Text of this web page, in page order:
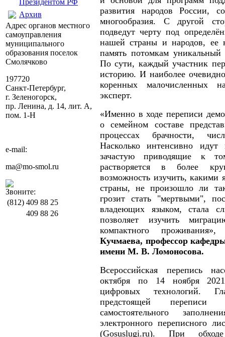
Президентом РФ
Архив
Адрес органов местного
самоуправления
муниципального
образования поселок
Смолячково
197720
Санкт-Петербург,
г. Зеленогорск,
пр. Ленина, д. 14, лит. А,
пом. 1-Н
e-mail:
ma@mo-smol.ru
Звоните:
(812) 409 88 25
409 88 26
развития народов России,
многообразия. С другой
подведут черту под
нашей страны и народов, ее
память потомкам уникальный
По сути, каждый участник
историю. И наиболее
коренных малочисленных
эксперт.
«Именно в ходе переписи
о семейном составе
процессах брачности,
Насколько интенсивно идут
зачастую приводящие к
растворяется в более
возможность изучить, какими
страны, не произошло ли
грозит стать "мертвыми",
владеющих языком, стала
позволяет изучить
компактного
Кучмаева, профессор
имени М. В. Ломоносова.
Всероссийская перепись
октября по 14 ноября
цифровых технологий.
предстоящей переписи
самостоятельного
электронного переписного
(Gosuslugi.ru). При